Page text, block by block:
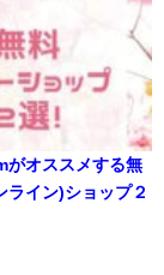
がオススメする無
ライン)ショップ２